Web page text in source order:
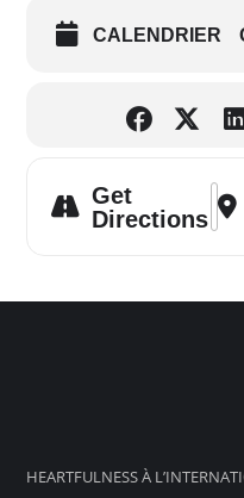
CALENDRIER
Get
Directions
HEARTFULNESS À